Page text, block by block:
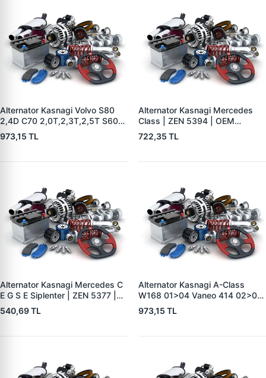
Alternator Kasnagi Volvo S80
2,4D C70 2,0T,2,3T,2,5T S60
2,0T,2,3T,2,3TS,2,4,2,4T,2,4D
S70 2,0,2,3,2, | ZEN 5426 |
BOSCH F 00M 991
973,15 TL
Alternator Kasnagi Mercedes
Class | ZEN 5394 | OEM
01221AA7V0
722,35 TL
Alternator Kasnagi Mercedes C
E G S E Siplenter | ZEN 5377 |
OEM F00M991042
540,69 TL
Alternator Kasnagi A-Class
W168 01>04 Vaneo 414 02>05
| ZEN 5411 | OEM A1661550215
973,15 TL